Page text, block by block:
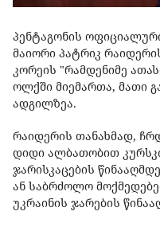
პენტაგონის
მაიორი პატრიკ
კორეის "რამდენიმე
ოლქში მიემართა, მათი
ადგილზეა.
რაიდერის თანახმად,
დიდი ალბათობით
ჯარისკაცების
ან საბრძოლო
უკრაინის ჯარების